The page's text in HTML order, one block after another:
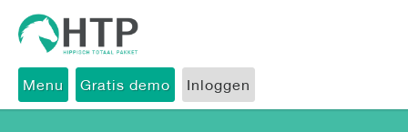
Menu Gratis demo Inloggen